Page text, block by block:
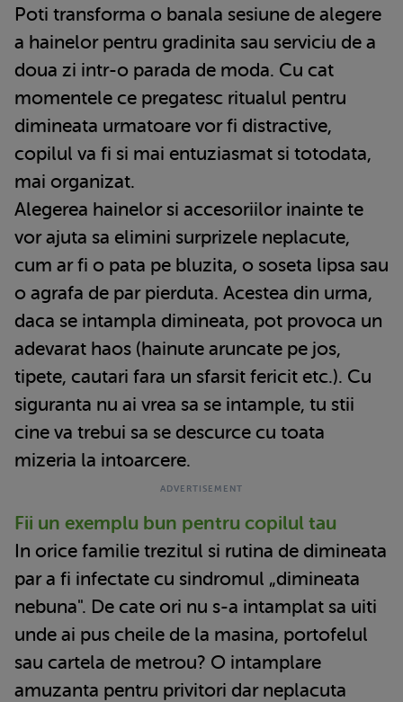
Poti transforma o banala sesiune de alegere
a hainelor pentru gradinita sau serviciu de a
doua zi intr-o parada de moda. Cu cat
momentele ce pregatesc ritualul pentru
dimineata urmatoare vor fi distractive,
copilul va fi si mai entuziasmat si totodata,
mai organizat.
Alegerea hainelor si accesoriilor inainte te
vor ajuta sa elimini surprizele neplacute,
cum ar fi o pata pe bluzita, o soseta lipsa sau
o agrafa de par pierduta. Acestea din urma,
daca se intampla dimineata, pot provoca un
adevarat haos (hainute aruncate pe jos,
tipete, cautari fara un sfarsit fericit etc.). Cu
siguranta nu ai vrea sa se intample, tu stii
cine va trebui sa se descurce cu toata
mizeria la intoarcere.
Fii un exemplu bun pentru copilul tau
In orice familie trezitul si rutina de dimineata
par a fi infectate cu sindromul „dimineata
nebuna". De cate ori nu s-a intamplat sa uiti
unde ai pus cheile de la masina, portofelul
sau cartela de metrou? O intamplare
amuzanta pentru privitori dar neplacuta